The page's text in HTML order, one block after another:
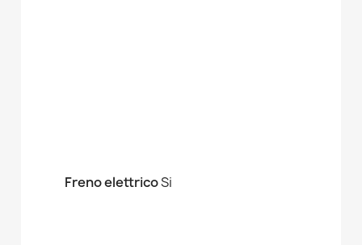
Freno elettricoSi